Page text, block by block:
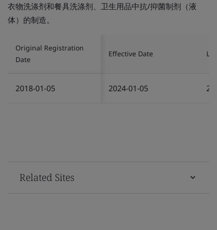
衣物洗涤剂和餐具洗涤剂、卫生用品中抗/抑菌制剂（液
体）的制造。
Original Registration
Date
Effective Date
2018-01-05 2024-01-05
Related Sites